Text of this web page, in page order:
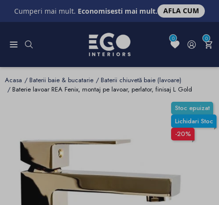
Cumperi mai mult. Economisesti mai mult. AFLA CUM
0 0
Acasa Baterii baie & bucatarie
Baterii chiuvetă baie (lavoare)
Baterie lavoar REA Fenix, montaj pe lavoar, perlator, finisaj L Gold
Stoc epuizat
Lichidari Stoc
-20%